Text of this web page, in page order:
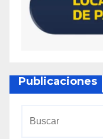
Publicaciones